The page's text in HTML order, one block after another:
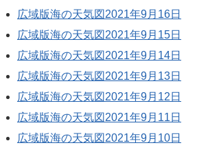
広域版海の天気図2021年9月16日
広域版海の天気図2021年9月15日
広域版海の天気図2021年9月14日
広域版海の天気図2021年9月13日
広域版海の天気図2021年9月12日
広域版海の天気図2021年9月11日
広域版海の天気図2021年9月10日